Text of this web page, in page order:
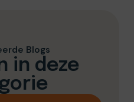
Blogs
in deze